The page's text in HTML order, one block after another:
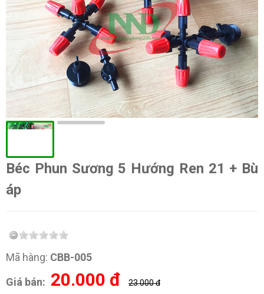
Béc Phun Sương 5 Hướng Ren 21 + Bù
áp
Mã hàng: CBB-005
Giá bán: 20.000 đ 23.000 đ